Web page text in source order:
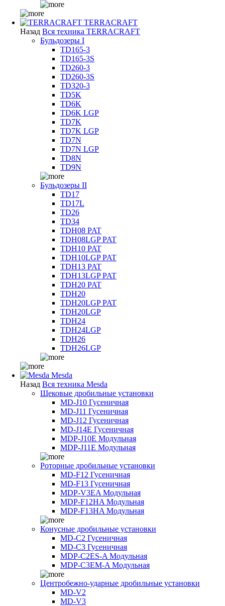
TERRACRAFT
Назад Вся техника TERRACRAFT
Бульдозеры I
TD165-3
TD165-3S
TD260-3
TD260-3S
TD320-3
TD5K
TD6K
TD6K LGP
TD7K
TD7K LGP
TD7N
TD7N LGP
TD8N
TD9N
Бульдозеры II
TD17
TD17L
TD26
TD34
TDH08 PAT
TDH08LGP PAT
TDH10 PAT
TDH10LGP PAT
TDH13 PAT
TDH13LGP PAT
TDH20 PAT
TDH20
TDH20LGP PAT
TDH20LGP
TDH24
TDH24LGP
TDH26
TDH26LGP
Mesda
Назад Вся техника Mesda
Щековые дробильные установки
MD-J10 Гусеничная
MD-J11 Гусеничная
MD-J12 Гусеничная
MD-J14E Гусеничная
MDP-J10E Модульная
MDP-J11E Модульная
Роторные дробильные установки
MD-F12 Гусеничная
MD-F13 Гусеничная
MDP-V3EA Модульная
MDP-F12HA Модульная
MDP-F13HA Модульная
Конусные дробильные установки
MD-C2 Гусеничная
MD-C3 Гусеничная
MDP-C2ES-A Модульная
MDP-C3EM-A Модульная
Центробежно-ударные дробильные установки
MD-V2
MD-V3